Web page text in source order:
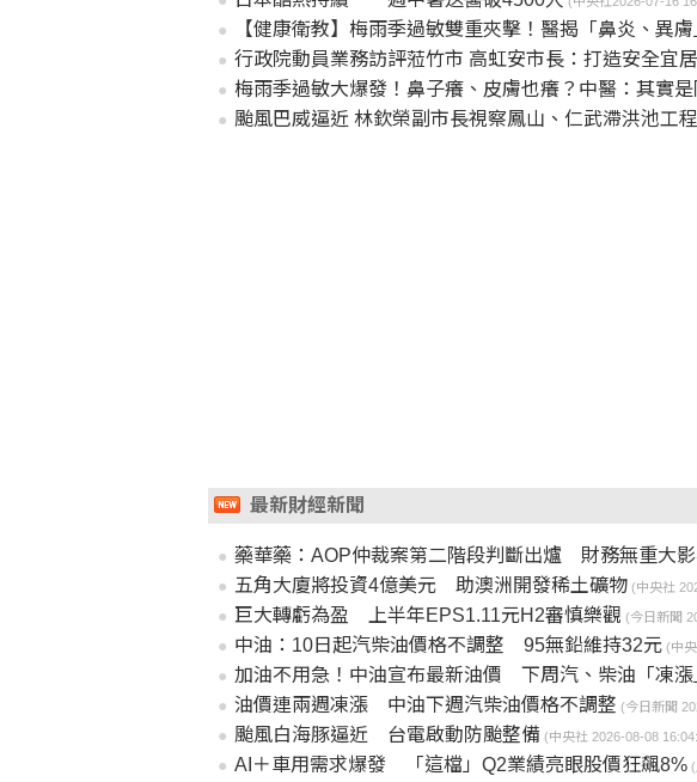
【健康衛教】梅雨季過敏雙重夾擊！醫揭「鼻炎、異
行政院動員業務訪評蒞竹市 高虹安市長：打造安全宜
梅雨季過敏大爆發！鼻子癢、皮膚也癢？中醫：其實
颱風巴威逼近 林欽榮副市長視察鳳山、仁武滯洪池工
最新財經新聞
藥華藥：AOP仲裁案第二階段判斷出爐 財務無重大
五角大廈將投資4億美元 助澳洲開發稀土礦物 (中央社
巨大轉虧為盈 上半年EPS1.11元H2審慎樂觀 (今日新聞
中油：10日起汽柴油價格不調整 95無鉛維持32元 (中
加油不用急！中油宣布最新油價 下周汽、柴油「凍漲
油價連兩週凍漲 中油下週汽柴油價格不調整 (今日新聞
颱風白海豚逼近 台電啟動防颱整備 (中央社 2026-08-08
AI＋車用需求爆發 「這檔」Q2業績亮眼股價狂飆8%